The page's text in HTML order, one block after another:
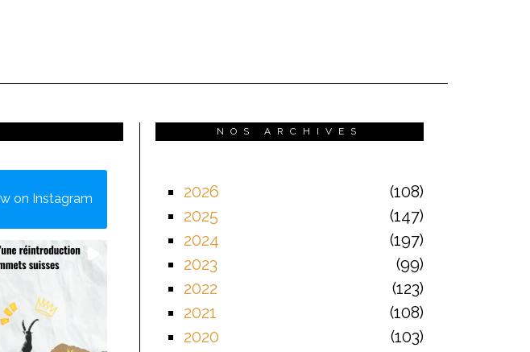
on Instagram
NOS ARCHIVES
2026
108
2025
147
2024
197
2023
99
2022
123
2021
108
2020
103